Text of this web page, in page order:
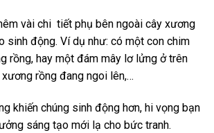
vài chi tiết phụ bên ngoài cây xương
sinh động. Ví dụ như: có một con chim
rồng, hay một đám mây lơ lửng ở trên
rồng đang ngoi lên,…
khiến chúng sinh động hơn, hi vọng bạn
sáng tạo mới lạ cho bức tranh.